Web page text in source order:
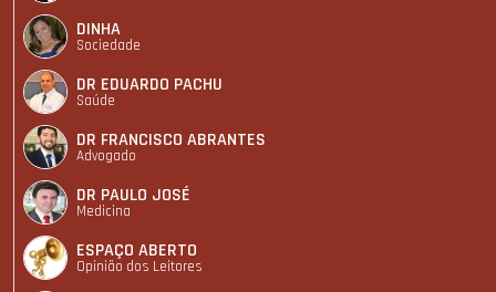
DINHA
Sociedade
DR EDUARDO PACHU
Saúde
DR FRANCISCO ABRANTES
Advogado
DR PAULO JOSÉ
Medicina
ESPAÇO ABERTO
Opinião dos Leitores